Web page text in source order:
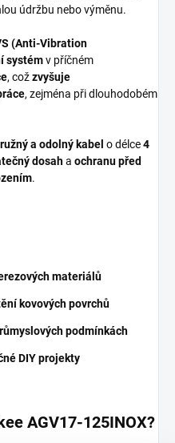
údržbu nebo výměnu.
(Anti-Vibration
systémv příčném
, cožzvyšuje
, zejména při dlouhodobém
a odolný kabel o délce4
dosaha ochranu před
.
materiálů
kovových povrchů
podmínkách
DIY projekty
AGV17-125INOX?